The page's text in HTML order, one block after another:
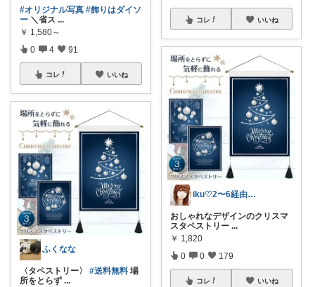
#オリジナル写真 #飾りはダイソ
ー ＼省ス ...
￥ 1,580～
0 4 91
コレ いいね
ふくなな
〈タペストリー〉 #送料無料 場
所をとらず ...
コレ いいね
iku♡2〜6経由ご購入感謝です✨
おしゃれなデザインのクリスマ
スタペストリー ...
￥ 1,820
0 0 179
コレ いいね